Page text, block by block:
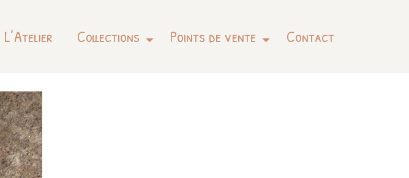
L’Atelier Collections Points de vente Contact